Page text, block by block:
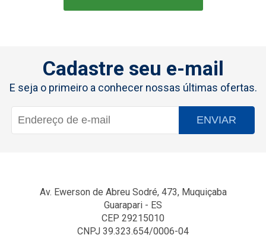
Cadastre seu e-mail
E seja o primeiro a conhecer nossas últimas ofertas.
ENVIAR
Av. Ewerson de Abreu Sodré, 473, Muquiçaba
Guarapari - ES
CEP 29215010
CNPJ 39.323.654/0006-04